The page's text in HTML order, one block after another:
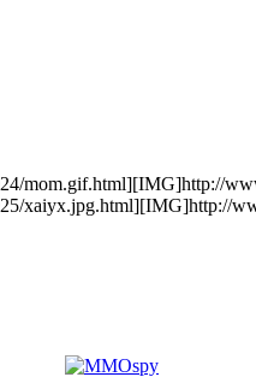
mom.gif.html][IMG]http://
xaiyx.jpg.html][IMG]http://